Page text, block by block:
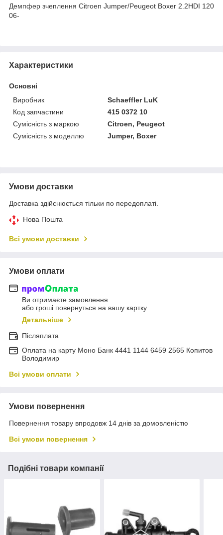
Демпфер зчеплення Citroen Jumper/Peugeot Boxer 2.2HDI 120
06-
Характеристики
Основні
Виробник
Schaeffler LuK
Код запчастини
415 0372 10
Сумісність з маркою
Citroen, Peugeot
Сумісність з моделлю
Jumper, Boxer
Умови доставки
Доставка здійснюється тільки по передоплаті.
Нова Пошта
Всі умови доставки
Умови оплати
Ви отримаєте замовлення
або гроші повернуться на вашу картку
Детальніше
Післяплата
Оплата на карту Моно Банк 4441 1144 6459 2565 Копитов
Володимир
Всі умови оплати
Умови повернення
Повернення товару впродовж 14 днів за домовленістю
Всі умови повернення
Подібні товари компанії